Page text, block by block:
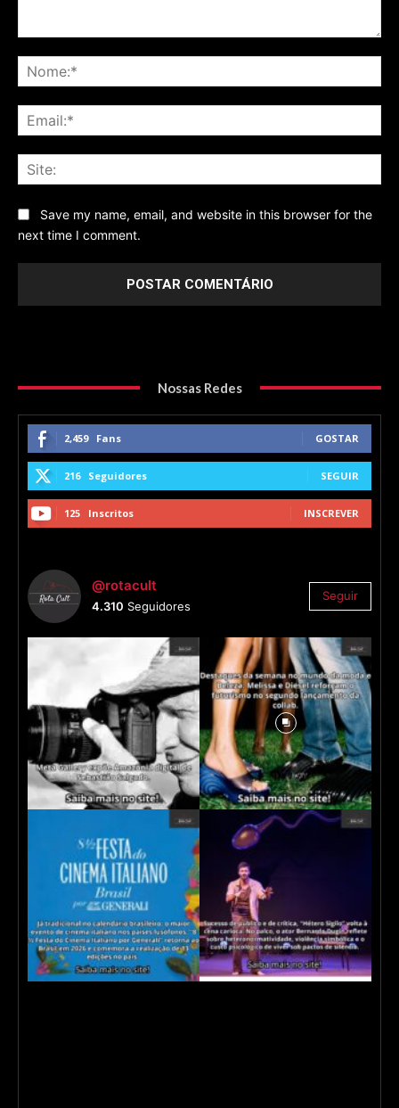
Save my name, email, and website in this browser for the
next time I comment.
Nossas Redes
2,459 Fans GOSTAR
216 Seguidores SEGUIR
125 Inscritos INSCREVER
@rotacult
4.310 Seguidores
Seguir